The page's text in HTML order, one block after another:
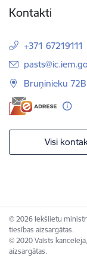
Kontakti
+371 67219111
E-pasts:
Bruņinieku
Visi
© 2026 Iekšlietu
tiesības aizsargātas.
© 2020 Valsts
aizsargātas.